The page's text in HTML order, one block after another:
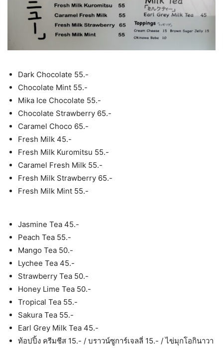
Dark Chocolate 55.-
Chocolate Mint 55.-
Mika Ice Chocolate 55.-
Chocolate Strawberry 65.-
Caramel Choco 65.-
Fresh Milk 45.-
Fresh Milk Kuromitsu 55.-
Caramel Fresh Milk 55.-
Fresh Milk Strawberry 65.-
Fresh Milk Mint 55.-
Jasmine Tea 45.-
Peach Tea 55.-
Mango Tea 50.-
Lychee Tea 45.-
Strawberry Tea 50.-
Honey Lime Tea 50.-
Tropical Tea 55.-
Sakura Tea 55.-
Earl Grey Milk Tea 45.-
ท้อปปิ้ง ครีมชีส 15.- / บราวน์ซูการ์เจลลี่ 15.- / ไข่มุกโอกินาวา